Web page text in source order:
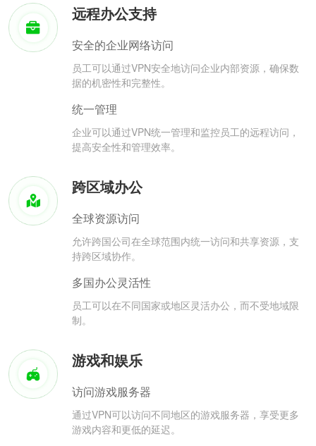
远程办公支持
安全的企业网络访问
员工可以通过VPN安全地访问企业内部资源，确保数
据的机密性和完整性。
统一管理
企业可以通过VPN统一管理和监控员工的远程访问，
提高安全性和管理效率。
跨区域办公
全球资源访问
允许跨国公司在全球范围内统一访问和共享资源，支
持跨区域协作。
多国办公灵活性
员工可以在不同国家或地区灵活办公，而不受地域限
制。
游戏和娱乐
访问游戏服务器
通过VPN可以访问不同地区的游戏服务器，享受更多
游戏内容和更低的延迟。